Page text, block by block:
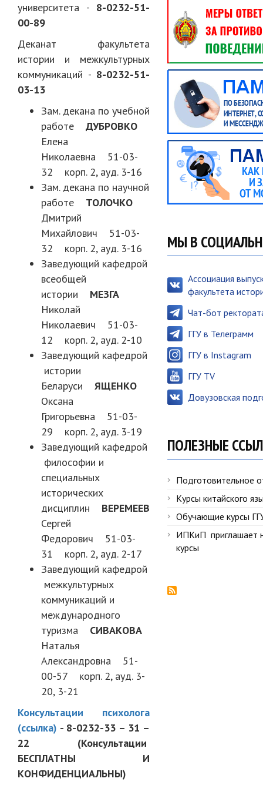
университета - 8-0232-51-
00-89
Деканат факультета
истории и межкультурных
коммуникаций - 8-0232-51-
03-13
Зам. декана по учебной
работе ДУБРОВКО
Елена
Николаевна 51-03-
32 корп. 2, ауд. 3-16
Зам. декана по научной
работе ТОЛОЧКО
Дмитрий
Михайлович 51-03-
32 корп. 2, ауд. 3-16
Заведующий кафедрой
всеобщей
истории МЕЗГА
Николай
Николаевич 51-03-
12 корп. 2, ауд. 2-10
Заведующий кафедрой
истории
Беларуси ЯЩЕНКО
Оксана
Григорьевна 51-03-
29 корп. 2, ауд. 3-19
Заведующий кафедрой
философии и
специальных
исторических
дисциплин ВЕРЕМЕЕВ
Сергей
Федорович 51-03-
31 корп. 2, ауд. 2-17
Заведующий кафедрой
межкультурных
коммуникаций и
международного
туризма СИВАКОВА
Наталья
Александровна 51-
00-57 корп. 2, ауд. 3-
20, 3-21
Консультации психолога
(ссылка) - 8-0232-33 – 31 –
22 (Консультации
БЕСПЛАТНЫ И
КОНФИДЕНЦИАЛЬНЫ)
МЫ В
Ассоциация
факультета
Чат-бот
ГГУ в Телеграмм
ГГУ в Instagram
ГГУ TV
Довузовская
ПОЛЕЗНЫЕ
Подготовительное
Курсы китайского
Обучающие курсы
ИПКиП приглашает
курсы